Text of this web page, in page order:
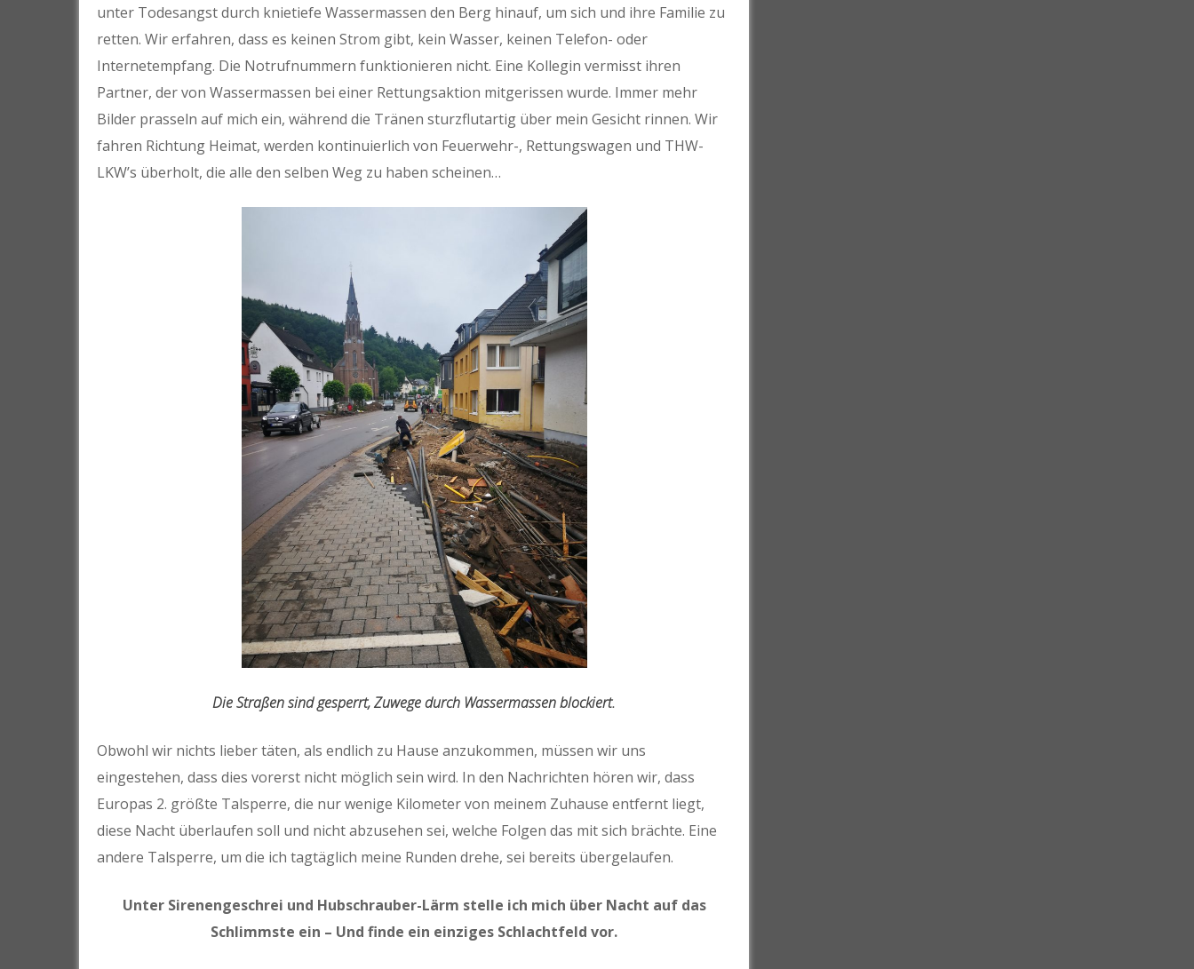
unter Todesangst durch knietiefe Wassermassen den Berg hinauf, um sich und ihre Familie zu
retten. Wir erfahren, dass es keinen Strom gibt, kein Wasser, keinen Telefon- oder
Internetempfang. Die Notrufnummern funktionieren nicht. Eine Kollegin vermisst ihren
Partner, der von Wassermassen bei einer Rettungsaktion mitgerissen wurde. Immer mehr
Bilder prasseln auf mich ein, während die Tränen sturzflutartig über mein Gesicht rinnen. Wir
fahren Richtung Heimat, werden kontinuierlich von Feuerwehr-, Rettungswagen und THW-
LKW’s überholt, die alle den selben Weg zu haben scheinen…
Die Straßen sind gesperrt, Zuwege durch Wassermassen blockiert.
Obwohl wir nichts lieber täten, als endlich zu Hause anzukommen, müssen wir uns
eingestehen, dass dies vorerst nicht möglich sein wird. In den Nachrichten hören wir, dass
Europas 2. größte Talsperre, die nur wenige Kilometer von meinem Zuhause entfernt liegt,
diese Nacht überlaufen soll und nicht abzusehen sei, welche Folgen das mit sich brächte. Eine
andere Talsperre, um die ich tagtäglich meine Runden drehe, sei bereits übergelaufen.
Unter Sirenengeschrei und Hubschrauber-Lärm stelle ich mich über Nacht auf das
Schlimmste ein – Und finde ein einziges Schlachtfeld vor.